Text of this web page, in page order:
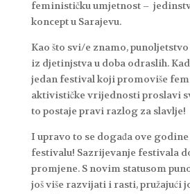
feminističku umjetnost –
koncept u Sarajevu.
Kao što svi/e znamo,
iz djetinjstva u doba odraslih.
jedan festival koji promoviše
aktivističke vrijednosti proslavi
to postaje pravi razlog za slavlje!
I upravo to se događa ove godine
festivalu! Sazrijevanje festivala
promjene. S novim statusom
još više razvijati i rasti, pružajući